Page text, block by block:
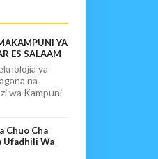
YA
ES SALAAM
ya
na
wa Kampuni
Chuo Cha
Ufadhili Wa